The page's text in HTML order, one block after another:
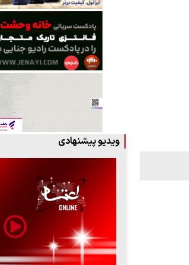
ویدیو پیشنهادی